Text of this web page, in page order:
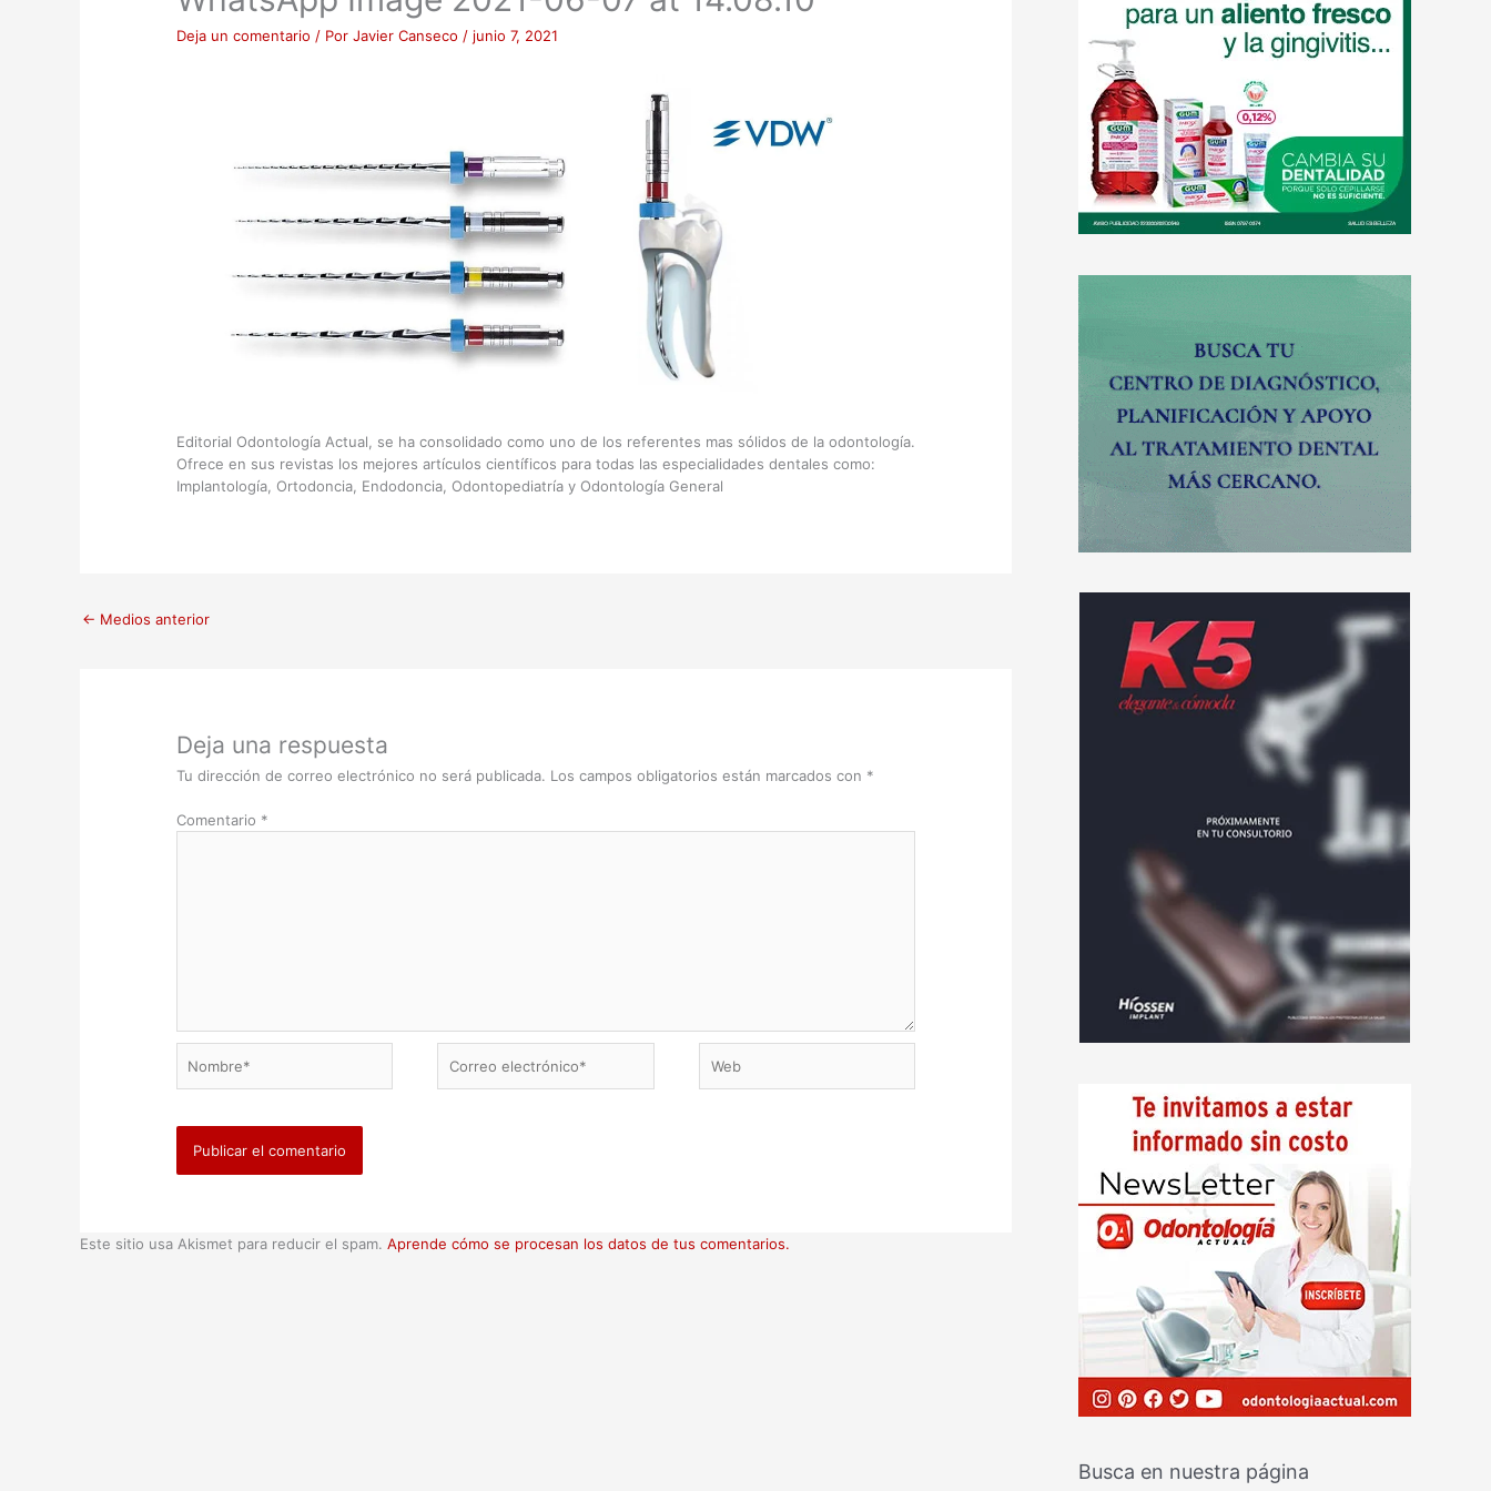
Deja un comentario / Por Javier Canseco / junio 7, 2021
Editorial Odontología Actual, se ha consolidado como uno de los referentes mas sólidos de la odontología.
Ofrece en sus revistas los mejores artículos científicos para todas las especialidades dentales como:
Implantología, Ortodoncia, Endodoncia, Odontopediatría y Odontología General
← Medios anterior
Deja una respuesta
Tu dirección de correo electrónico no será publicada. Los campos obligatorios están marcados con *
Comentario *
electrónico*
Este sitio usa Akismet para reducir el spam. Aprende cómo se procesan los datos de tus comentarios.
Busca en nuestra página